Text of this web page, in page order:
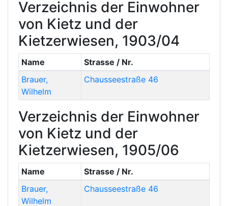
Verzeichnis der Einwohner
von Kietz und der
Kietzerwiesen, 1903/04
Name
Strasse / Nr.
Brauer,
Wilhelm
Chausseestraße 46
Verzeichnis der Einwohner
von Kietz und der
Kietzerwiesen, 1905/06
Name
Strasse / Nr.
Brauer,
Wilhelm
Chausseestraße 46